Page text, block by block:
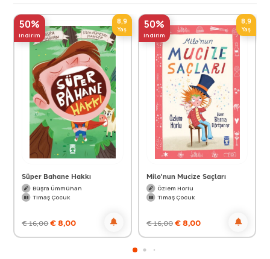
50%
indirim
8,9
Yaş
Süper Bahane Hakkı
Büşra Ümmühan
Timaş Çocuk
€16,00€8,00
50%
indirim
8,9
Yaş
Milo'nun Mucize Saçları
Özlem Horlu
Timaş Çocuk
€16,00€8,00